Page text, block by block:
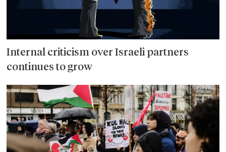
Internal criticism over Israeli partners
continues to grow